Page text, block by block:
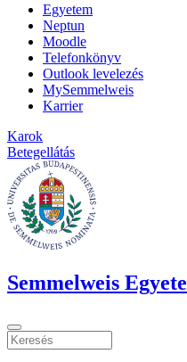
Egyetem
Neptun
Moodle
Telefonkönyv
Outlook levelezés
MySemmelweis
Karrier
Karok
Betegellátás
Semmelweis